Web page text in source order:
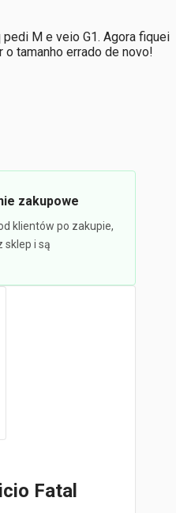
M e veio G1. Agora fiquei
tamanho errado de novo!
zakupowe
klientów po zakupie,
sklep i są
Fatal